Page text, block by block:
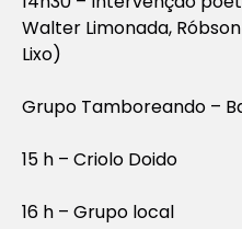
Walter Limonada,
Lixo)
Grupo Tamboreando –
15 h – Criolo Doido
16 h – Grupo local